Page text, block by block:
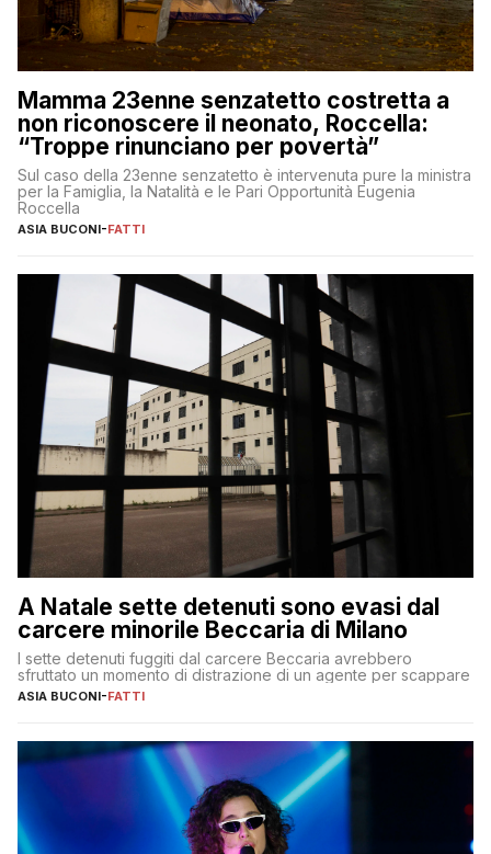
Mamma 23enne senzatetto costretta a
non riconoscere il neonato, Roccella:
“Troppe rinunciano per povertà”
Sul caso della 23enne senzatetto è intervenuta pure la ministra
per la Famiglia, la Natalità e le Pari Opportunità Eugenia
Roccella
ASIA BUCONI-FATTI
A Natale sette detenuti sono evasi dal
carcere minorile Beccaria di Milano
I sette detenuti fuggiti dal carcere Beccaria avrebbero
sfruttato un momento di distrazione di un agente per scappare
ASIA BUCONI-FATTI